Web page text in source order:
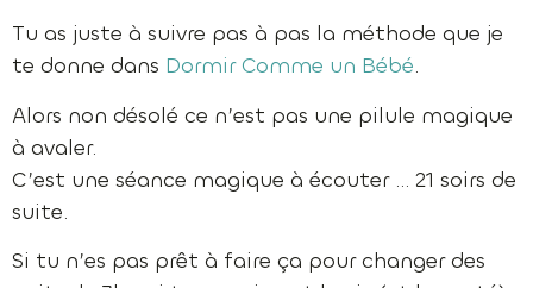
Tu as juste à suivre pas à pas la méthode que je
te donne dans Dormir Comme un Bébé.
Alors non désolé ce n’est pas une pilule magique
à avaler.
C’est une séance magique à écouter … 21 soirs de
suite.
Si tu n’es pas prêt à faire ça pour changer des